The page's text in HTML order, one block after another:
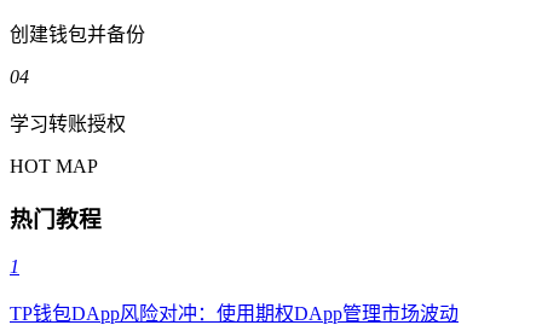
创建钱包并备份
04
学习转账授权
HOT MAP
热门教程
1
TP钱包DApp风险对冲：使用期权DApp管理市场波动